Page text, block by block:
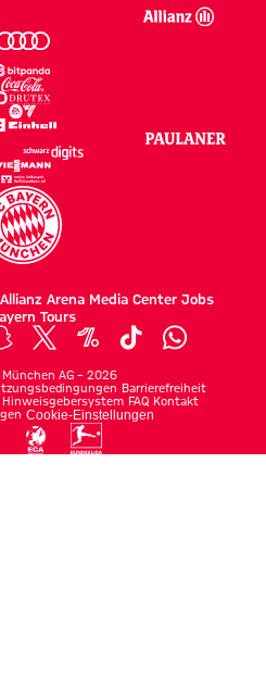
Allianz Arena Media Center Jobs
Tours
München AG – 2026
Barrierefreiheit
Hinweisgebersystem FAQ Kontakt
Cookie-Einstellungen